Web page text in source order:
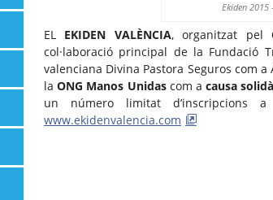
Ekiden 2015
EL EKIDEN VALÈNCIA, organitzat pel
col·laboració principal de la Fundació
valenciana Divina Pastora Seguros com
laONG Manos Unidascom acausa
un número limitat
www.ekidenvalencia.com